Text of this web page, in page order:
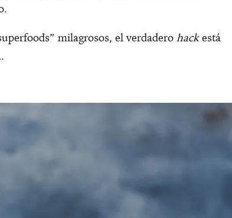
milagrosos, el verdadero hackestá